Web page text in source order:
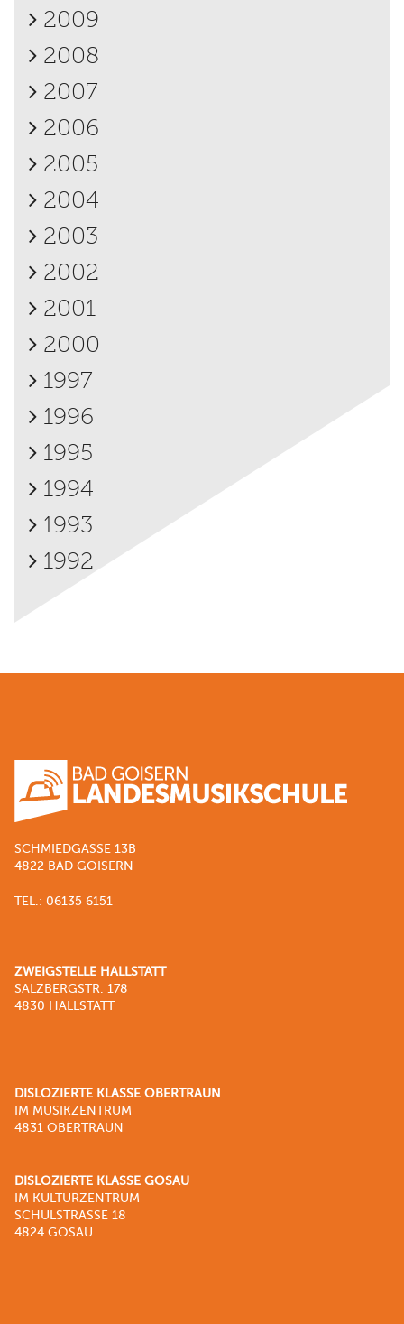
2009
2008
2007
2006
2005
2004
2003
2002
2001
2000
1997
1996
1995
1994
1993
1992
SCHMIEDGASSE 13B
4822 BAD GOISERN
TEL.: 06135 6151
ZWEIGSTELLE HALLSTATT
SALZBERGSTR. 178
4830 HALLSTATT
DISLOZIERTE KLASSE OBERTRAUN
IM MUSIKZENTRUM
4831 OBERTRAUN
DISLOZIERTE KLASSE GOSAU
IM KULTURZENTRUM
SCHULSTRASSE 18
4824 GOSAU